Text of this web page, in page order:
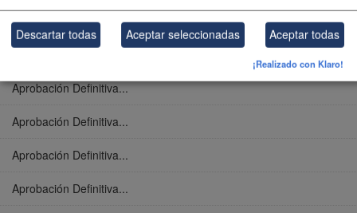
Aprobación Definitiva...
Aprobación Definitiva...
Aprobación Definitiva...
Aprobación Definitiva...
Aprobación Definitiva...
Descartar todas Aceptar seleccionadas Aceptar todas
¡Realizado con Klaro!